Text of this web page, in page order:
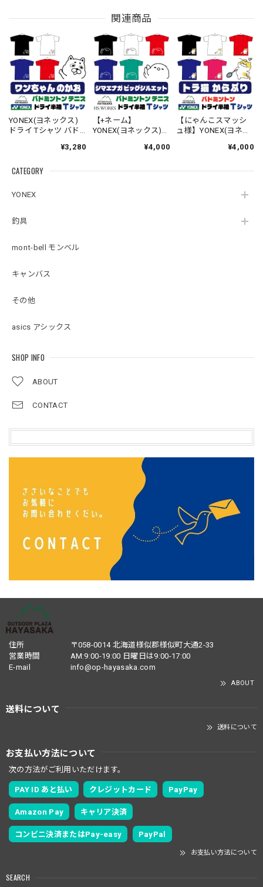
CATEGORY
YONEX
釣具
mont-bell モンベル
キャンバス
その他
asics アシックス
SHOP INFO
ABOUT
CONTACT
関連商品
YONEX(ヨネックス)
ドライ Tシャツ バド
ンちゃんのかお】
料】
¥3,280
【+ネーム】
YONEX(ヨネックス)
ミントン テニス 【ビ
【シマエナガのか
¥4,000
【にゃんこスマッシ
ュ様】YONEX(ヨネッ
バドミントン 【トラ
【16500】【送料無
¥4,000
住所
〒058-0014 北海道様似郡様似町大通2-33
営業時間
AM:9:00-19:00 日曜日は9:00-17:00
E-mail
info@op-hayasaka.com
ABOUT
送料について
送料について
お支払い方法について
次の方法がご利用いただけます。
PAY ID あと払い クレジットカード PayPay
Amazon Pay キャリア決済
コンビニ決済またはPay-easy PayPal
お支払い方法について
SEARCH